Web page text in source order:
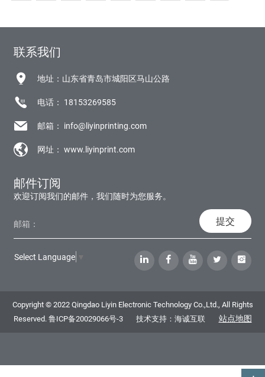
联系我们
地址：山东省青岛市城阳区马山公路
电话： 18153269585
邮箱： info@liyinprinting.com
网址：www.liyinprint.com
邮件订阅
欢迎订阅我们的邮件，我们随时为您服务。
提交
Select Language
Copyright © 2022 Qingdao Liyin Electronic Technology Co.,Ltd., All Rights
Reserved.鲁ICP备20029066号-3 技术支持：海诚互联 站点地图